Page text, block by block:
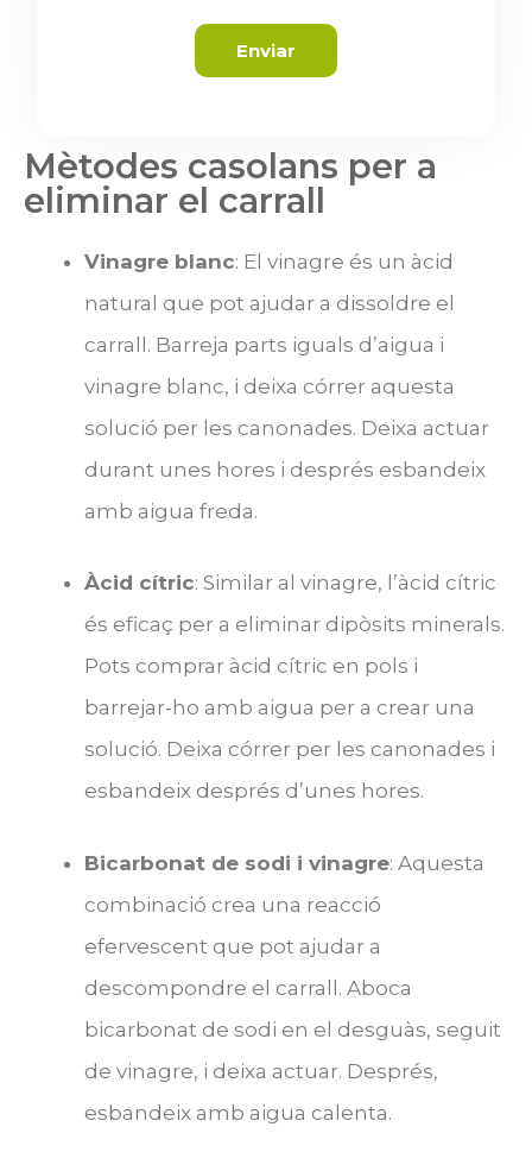
Enviar
Mètodes casolans per a
eliminar el carrall
Vinagre blanc: El vinagre és un àcid
natural que pot ajudar a dissoldre el
carrall. Barreja parts iguals d’aigua i
vinagre blanc, i deixa córrer aquesta
solució per les canonades. Deixa actuar
durant unes hores i després esbandeix
amb aigua freda.
Àcid cítric: Similar al vinagre, l’àcid cítric
és eficaç per a eliminar dipòsits minerals.
Pots comprar àcid cítric en pols i
barrejar-ho amb aigua per a crear una
solució. Deixa córrer per les canonades i
esbandeix després d’unes hores.
Bicarbonat de sodi i vinagre: Aquesta
combinació crea una reacció
efervescent que pot ajudar a
descompondre el carrall. Aboca
bicarbonat de sodi en el desguàs, seguit
de vinagre, i deixa actuar. Després,
esbandeix amb aigua calenta.